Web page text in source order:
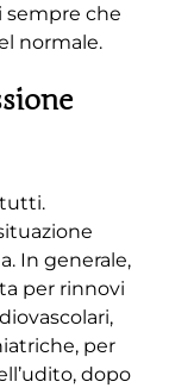
sempre che
normale.
tutti.
In generale,
per rinnovi
per
dopo